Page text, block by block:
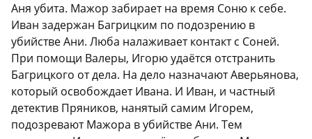
Аня убита. Мажор забирает на время Соню к себе.
Иван задержан Багрицким по подозрению в
убийстве Ани. Люба налаживает контакт с Соней.
При помощи Валеры, Игорю удаётся отстранить
Багрицкого от дела. На дело назначают Аверьянова,
который освобождает Ивана. И Иван, и частный
детектив Пряников, нанятый самим Игорем,
подозревают Мажора в убийстве Ани. Тем